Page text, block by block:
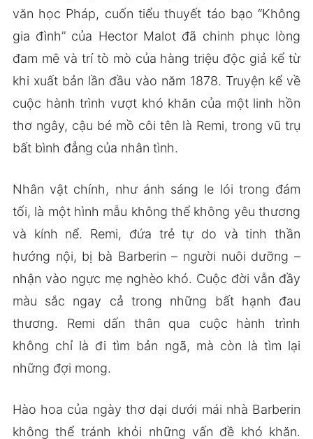
văn học Pháp, cuốn tiểu thuyết táo bạo “Không
gia đình” của Hector Malot đã chinh phục lòng
đam mê và trí tò mò của hàng triệu độc giả kể từ
khi xuất bản lần đầu vào năm 1878. Truyện kể về
cuộc hành trình vượt khó khăn của một linh hồn
thơ ngây, cậu bé mồ côi tên là Remi, trong vũ trụ
bất bình đẳng của nhân tình.
Nhân vật chính, như ánh sáng le lói trong đám
tối, là một hình mẫu không thể không yêu thương
và kính nể. Remi, đứa trẻ tự do và tinh thần
hướng nội, bị bà Barberin – người nuôi dưỡng –
nhận vào ngực mẹ nghèo khó. Cuộc đời vẫn đầy
màu sắc ngay cả trong những bất hạnh đau
thương. Remi dấn thân qua cuộc hành trình
không chỉ là đi tìm bản ngã, mà còn là tìm lại
những đợi mong.
Hào hoa của ngày thơ dại dưới mái nhà Barberin
không thể tránh khỏi những vấn đề khó khăn.